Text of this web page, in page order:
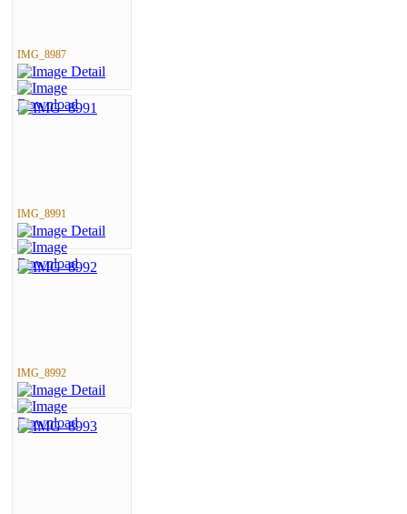
IMG_8987
IMG_8991
IMG_8992